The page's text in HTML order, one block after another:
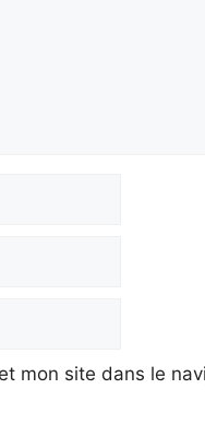
mon site dans le